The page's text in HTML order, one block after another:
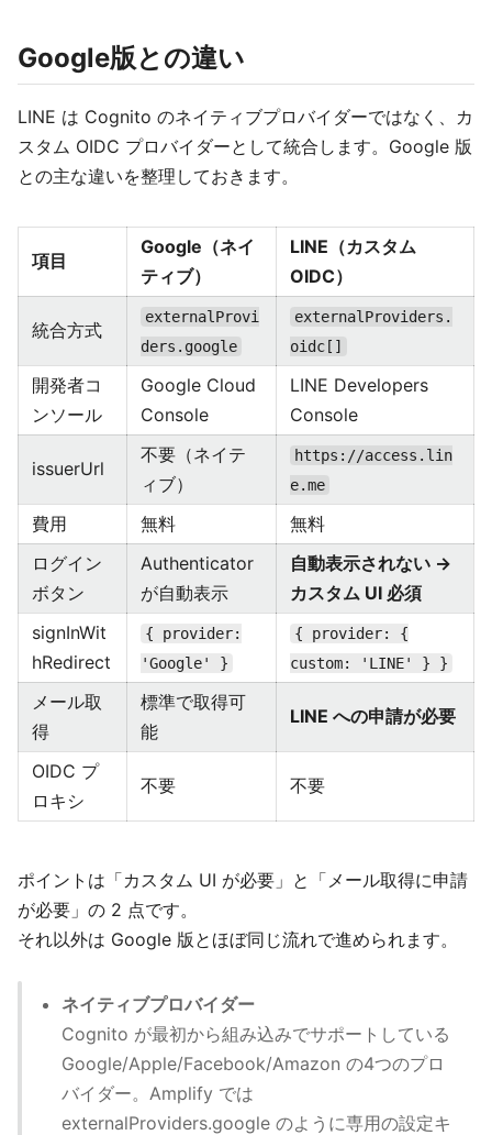
Google版との違い
LINE は Cognito のネイティブプロバイダーではなく、カ
スタム OIDC プロバイダーとして統合します。Google 版
との主な違いを整理しておきます。
項目
Google（ネイ
ティブ）
LINE（カスタム
OIDC）
統合方式
externalProvi
ders.google
externalProviders.
oidc[]
開発者コ
ンソール
Google Cloud
Console
LINE Developers
Console
issuerUrl
不要（ネイテ
ィブ）
https://access.lin
e.me
費用 無料
無料
ログイン
ボタン
Authenticator
が自動表示
自動表示されない →
カスタム UI 必須
signInWit
hRedirect
{ provider:
'Google' }
{ provider: {
custom: 'LINE' } }
メール取
得
標準で取得可
能
LINE への申請が必要
OIDC プ
ロキシ
不要 不要
ポイントは「カスタム UI が必要」と「メール取得に申請
が必要」の 2 点です。
それ以外は Google 版とほぼ同じ流れで進められます。
ネイティブプロバイダー
Cognito が最初から組み込みでサポートしている
Google/Apple/Facebook/Amazon の4つのプロ
バイダー。Amplify では
externalProviders.google のように専用の設定キ